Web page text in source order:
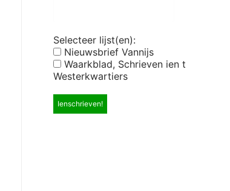
Selecteer lijst(en):
Nieuwsbrief Vannijs
Waarkblad, Schrieven ien t
Westerkwartiers